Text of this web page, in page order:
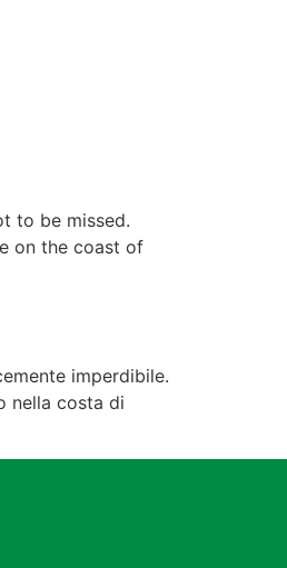
to be missed.
on the coast of
imperdibile.
nella costa di